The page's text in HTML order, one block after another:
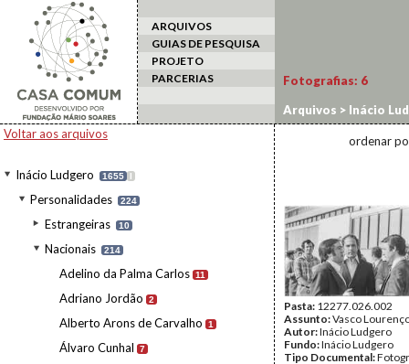
ARQUIVOS
GUIAS DE PESQUISA
PROJETO
PARCERIAS
Voltar aos arquivos
Inácio Ludgero 1655 I
Personalidades 224
Estrangeiras 10
Nacionais 214
Adelino da Palma Carlos 11
Adriano Jordão 2
Alberto Arons de Carvalho 1
Álvaro Cunhal 7
Fotografias: 6
Arquivos > Inácio
ordenar
Pasta: 12277.026.002
Assunto:Vasco
Autor:Inácio Ludgero
Fundo:Inácio Ludgero
Tipo Documental: